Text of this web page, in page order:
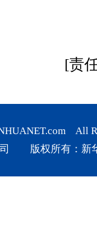
[责
All
司 版权所有：新